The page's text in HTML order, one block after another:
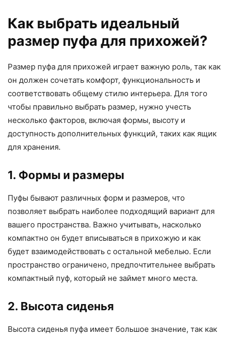
Как выбрать идеальный
размер пуфа для прихожей?
Размер пуфа для прихожей играет важную роль, так как
он должен сочетать комфорт, функциональность и
соответствовать общему стилю интерьера. Для того
чтобы правильно выбрать размер, нужно учесть
несколько факторов, включая формы, высоту и
доступность дополнительных функций, таких как ящик
для хранения.
1. Формы и размеры
Пуфы бывают различных форм и размеров, что
позволяет выбрать наиболее подходящий вариант для
вашего пространства. Важно учитывать, насколько
компактно он будет вписываться в прихожую и как
будет взаимодействовать с остальной мебелью. Если
пространство ограничено, предпочтительнее выбрать
компактный пуф, который не займет много места.
2. Высота сиденья
Высота сиденья пуфа имеет большое значение, так как